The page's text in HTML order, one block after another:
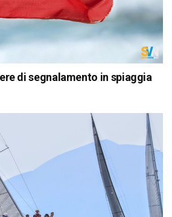
di segnalamento in spiaggia